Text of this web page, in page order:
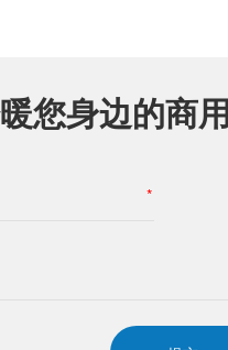
您身边的商
*